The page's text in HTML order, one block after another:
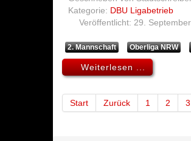
Kategorie: DBU Ligabetrieb
Veröffentlicht: 29.
2. Mannschaft Oberliga NRW
Weiterlesen ...
Start Zurück 1 2 3